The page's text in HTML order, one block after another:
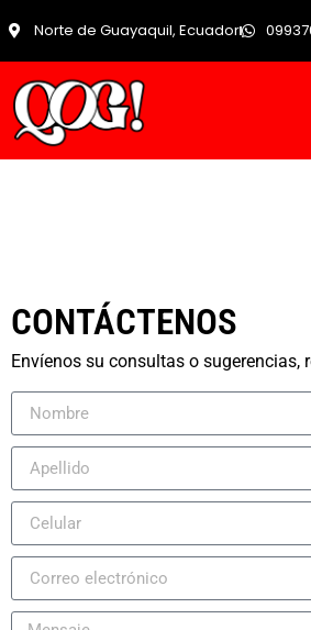
Norte de Guayaquil, Ecuador
CONTÁCTENOS
Envíenos su consultas o sugerencias,